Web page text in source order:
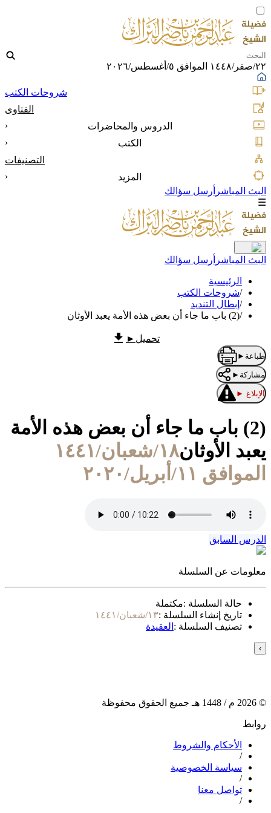
٢٢/صفر/١٤٤٨ الموافق ٥/أغسطس/٢٠٢٦
شروحات الكتب
الفتاوى
الدروس والمحاضرات
‹
الكتب
‹
التصنيفات
المزيد
‹
البث المباشر أرسل سؤالك
☰
البث المباشر أرسل سؤالك
الرئيسية
/شروحات الكتب
/ إبطال التنديد
/(2) باب ما جاء أن بعض هذه الأمة يعبد الأوثان
تحميل ►
طباعة ►
مشاركة ►
الإبلاغ ►
(2) باب ما جاء أن بعض هذه الأمة
يعبد الأوثان
١٨/شعبان/١٤٤١
الموافق ١١/أبريل/٢٠٢٠
الدرس السابق
معلومات عن السلسلة
حالة السلسلة :مكتملة
تاريخ إنشاء السلسلة :١٣/شعبان/١٤٤١
تصنيف السلسلة : العقيدة
›
©
2026 م / 1448 هـ جميع الحقوق محفوظة
روابط
الأحكام والشروط
/
سياسة الخصوصية
/
تواصل معنا
/